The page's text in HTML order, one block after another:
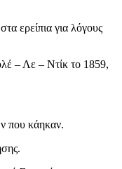
ερείπια για λόγους
– Λε – Ντίκ το 1859,
που κάηκαν.